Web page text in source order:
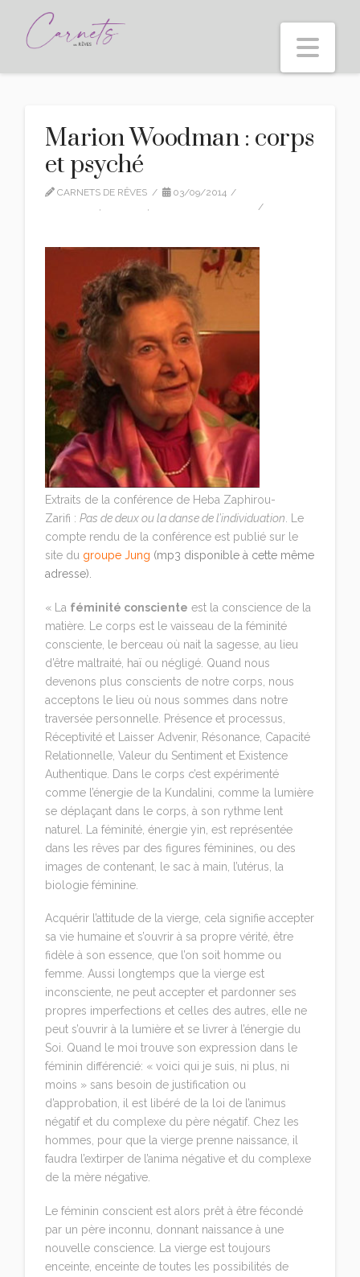
Marion Woodman : corps
et psyché
CARNETS DE RÊVES
03/09/2014
, ,
Extraits de la conférence de Heba Zaphirou-
Zarifi :Pas de deux ou la danse de l’individuation. Le
compte rendu de la conférence est publié sur le
site du groupe Jung (mp3 disponible à cette même
adresse).
« La féminité consciente est la conscience de la
matière. Le corps est le vaisseau de la féminité
consciente, le berceau où nait la sagesse, au lieu
d’être maltraité, haï ou négligé. Quand nous
devenons plus conscients de notre corps, nous
acceptons le lieu où nous sommes dans notre
traversée personnelle. Présence et processus,
Réceptivité et Laisser Advenir, Résonance, Capacité
Relationnelle, Valeur du Sentiment et Existence
Authentique. Dans le corps c’est expérimenté
comme l’énergie de la Kundalini, comme la lumière
se déplaçant dans le corps, à son rythme lent
naturel. La féminité, énergie yin, est représentée
dans les rêves par des figures féminines, ou des
images de contenant, le sac à main, l’utérus, la
biologie féminine.
Acquérir l’attitude de la vierge, cela signifie accepter
sa vie humaine et s’ouvrir à sa propre vérité, être
fidèle à son essence, que l’on soit homme ou
femme. Aussi longtemps que la vierge est
inconsciente, ne peut accepter et pardonner ses
propres imperfections et celles des autres, elle ne
peut s’ouvrir à la lumière et se livrer à l’énergie du
Soi. Quand le moi trouve son expression dans le
féminin différencié: « voici qui je suis, ni plus, ni
moins » sans besoin de justification ou
d’approbation, il est libéré de la loi de l’animus
négatif et du complexe du père négatif. Chez les
hommes, pour que la vierge prenne naissance, il
faudra l’extirper de l’anima négative et du complexe
de la mère négative.
Le féminin conscient est alors prêt à être fécondé
par un père inconnu, donnant naissance à une
nouvelle conscience. La vierge est toujours
enceinte, enceinte de toutes les possibilités de